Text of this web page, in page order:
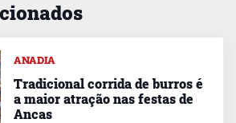
ANADIA
Tradicional corrida de burros é
a maior atração nas festas de
Ancas